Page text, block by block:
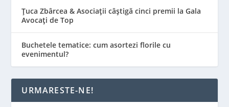
Țuca Zbârcea & Asociații câștigă cinci premii la Gala
Avocați de Top
Buchetele tematice: cum asortezi florile cu
evenimentul?
URMARESTE-NE!